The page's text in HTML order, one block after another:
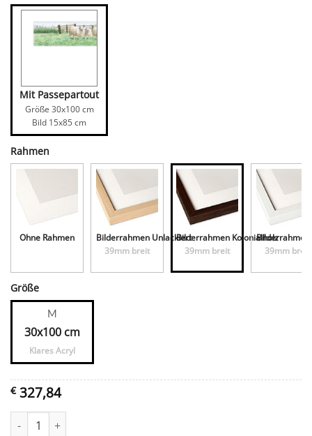
Mit Passepartout
Größe 30x100cm
Bild 15x85cm
Rahmen
Ohne Rahmen
Bilderrahmen Unlackiert
39mm breit
Bilderrahmen Kolonialholz
39mm breit
Bilderrahmen
39mm breit
Größe
M
30x100 cm
Klares Acryl
€327,84
De schaapjes op het droge houden Menge